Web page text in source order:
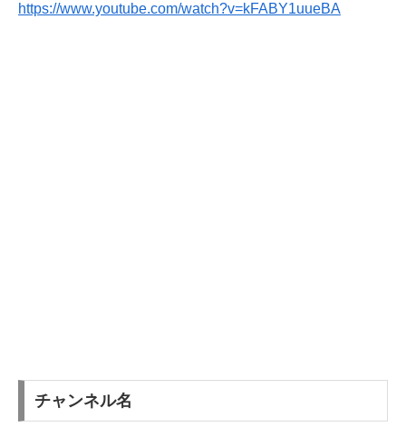
https://www.youtube.com/watch?v=kFABY1uueBA
チャンネル名